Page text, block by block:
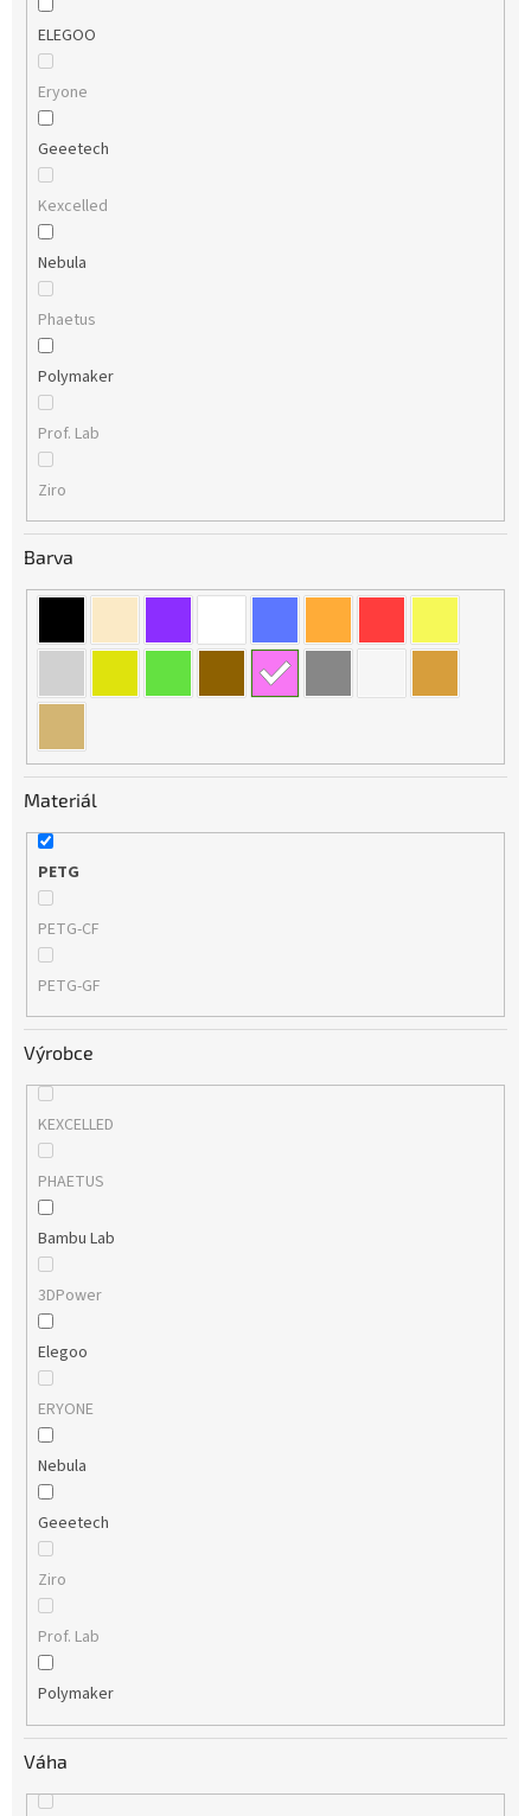
ELEGOO
Eryone
Geeetech
Kexcelled
Nebula
Phaetus
Polymaker
Prof. Lab
Ziro
Barva
Materiál
PETG
PETG-CF
PETG-GF
Výrobce
KEXCELLED
PHAETUS
Bambu Lab
3DPower
Elegoo
ERYONE
Nebula
Geeetech
Ziro
Prof. Lab
Polymaker
Váha